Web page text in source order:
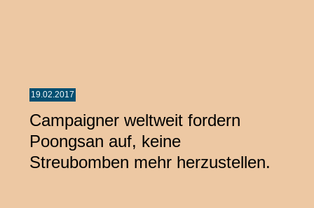
19.02.2017
Campaigner weltweit fordern
Poongsan auf, keine
Streubomben mehr herzustellen.